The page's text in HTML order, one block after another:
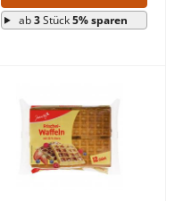
ab3Stück5% sparen